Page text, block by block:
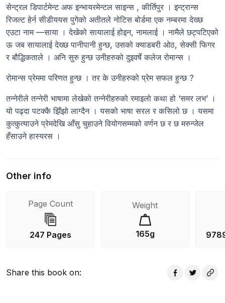
सेन्ट्रल डिपार्टमेन्ट अफ इन्भायरमेन्टल साइन्स , कीर्तिपुर । इन्ट्रान्स
रिजल्ट हेर्न सीडीययस पुगेको अतीतले नोटिस बोर्डमा एक नम्बरमा देख्छ
एउटा नाम —साया । देखेको सायालाई होइन, नामलाई । नामैले छट्पटिएको
ऊ जब सायालाई देख्छ पानीपानी हुन्छ, उसको क्याडबरी ओठ, सेक्सी फिगर
र बौद्धिकताले । अनि सुरु हुन्छ उनीहरुको दुइवर्षे कलेज रोमान्स ।
रोमान्स प्रेममा परिणत हुन्छ । तर के उनीहरुको प्रेम सफल हुन्छ ?
तन्नेरीले तन्नेरी भाषामा लेखेको तन्नेरीहरुको रमाइलो कथा हो ‘समर लभ’ ।
यो पढ्दा पटक्कै झिँझो लाग्दैन । यसको भाषा सरल र कसिलो छ । यसमा
कुत्कुत्याउने प्रेमदेखि आँसु चुहाउने वियोगसम्मको वर्णन छ र छ मरुन्जेल
हँसाउने हास्यरस ।
Other info
Page Count
247 Pages
Weight
165g
Share this book on: